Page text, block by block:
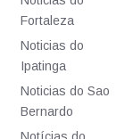
Fortaleza
Noticias do
Ipatinga
Noticias do Sao
Bernardo
Notícias do